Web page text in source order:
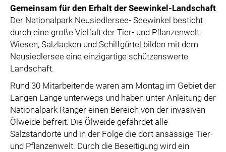
Gemeinsam für den Erhalt der Seewinkel-Landschaft
Der Nationalpark Neusiedlersee- Seewinkel besticht
durch eine große Vielfalt der Tier- und Pflanzenwelt.
Wiesen, Salzlacken und Schilfgürtel bilden mit dem
Neusiedlersee eine einzigartige schützenswerte
Landschaft.
Rund 30 Mitarbeitende waren am Montag im Gebiet der
Langen Lange unterwegs und haben unter Anleitung der
Nationalpark Ranger einen Bereich von der invasiven
Ölweide befreit. Die Ölweide gefährdet alle
Salzstandorte und in der Folge die dort ansässige Tier-
und Pflanzenwelt. Durch die Beseitigung wird ein